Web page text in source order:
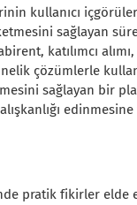
kullanıcı
sağlayan
katılımcı
çözümlerle
sağlayan bir
edinmesine
pratik fikirler elde